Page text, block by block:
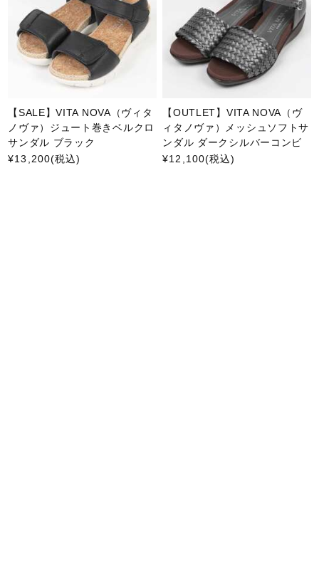
【SALE】VITA NOVA（ヴィタ
ノヴァ）ジュート巻きベルクロ
サンダル ブラック
¥13,200(税込)
【OUTLET】VITA NOVA（ヴ
ィタノヴァ）メッシュソフトサ
ンダル ダークシルバーコンビ
¥12,100(税込)